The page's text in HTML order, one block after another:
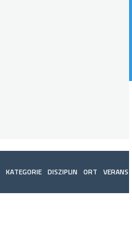
KATEGORIE DISZIPLIN ORT